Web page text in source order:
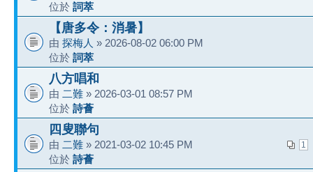
位於 詞萃
【唐多令：消暑】
由 探梅人 » 2026-08-02 06:00 PM
位於 詞萃
八方唱和
由 二難 » 2026-03-01 08:57 PM
位於 詩薈
四叟聯句
1
由 二難 » 2021-03-02 10:45 PM
位於 詩薈